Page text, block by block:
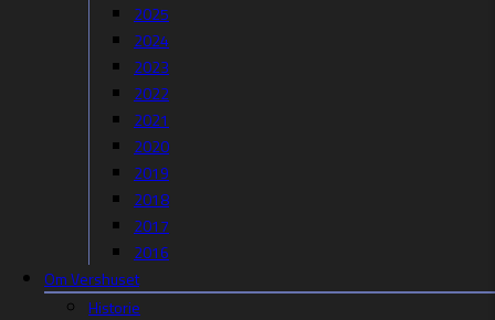
2025
2024
2023
2022
2021
2020
2019
2018
2017
2016
Om Vershuset
Historie